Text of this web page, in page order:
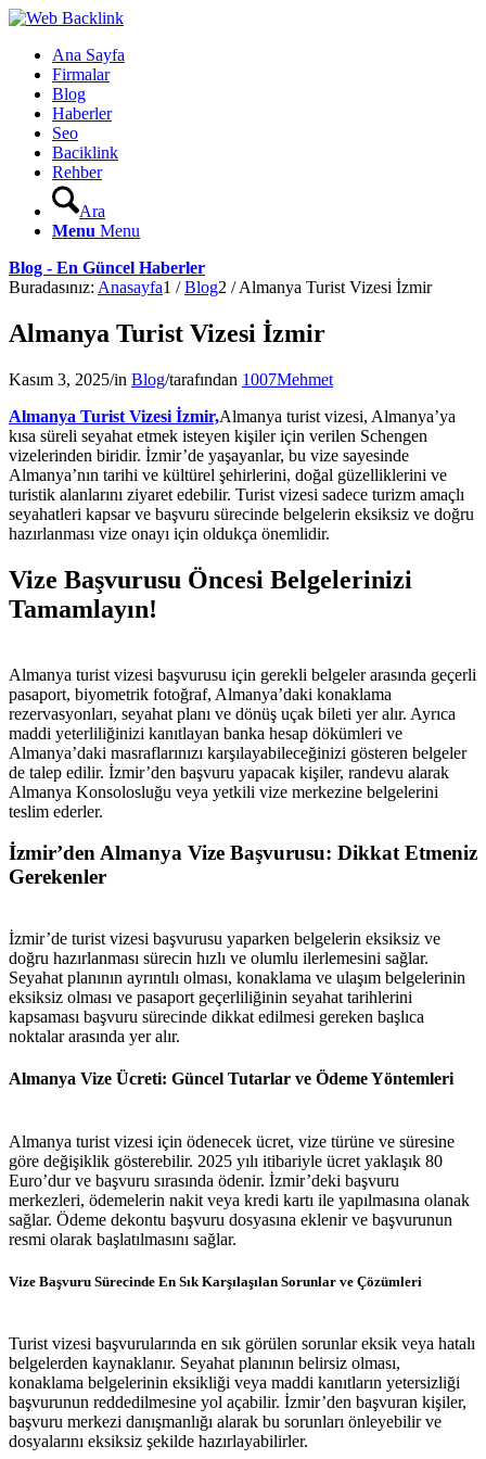
Ana Sayfa
Firmalar
Blog
Haberler
Seo
Baciklink
Rehber
Ara
Menu Menu
Blog - En Güncel Haberler
Buradasınız: Anasayfa1 / Blog2 / Almanya Turist Vizesi İzmir
Almanya Turist Vizesi İzmir
Kasım 3, 2025/in Blog/tarafından 1007Mehmet
Almanya Turist Vizesi İzmir,Almanya turist vizesi, Almanya’ya
kısa süreli seyahat etmek isteyen kişiler için verilen Schengen
vizelerinden biridir. İzmir’de yaşayanlar, bu vize sayesinde
Almanya’nın tarihi ve kültürel şehirlerini, doğal güzelliklerini ve
turistik alanlarını ziyaret edebilir. Turist vizesi sadece turizm amaçlı
seyahatleri kapsar ve başvuru sürecinde belgelerin eksiksiz ve doğru
hazırlanması vize onayı için oldukça önemlidir.
Vize Başvurusu Öncesi Belgelerinizi
Tamamlayın!
Almanya turist vizesi başvurusu için gerekli belgeler arasında geçerli
pasaport, biyometrik fotoğraf, Almanya’daki konaklama
rezervasyonları, seyahat planı ve dönüş uçak bileti yer alır. Ayrıca
maddi yeterliliğinizi kanıtlayan banka hesap dökümleri ve
Almanya’daki masraflarınızı karşılayabileceğinizi gösteren belgeler
de talep edilir. İzmir’den başvuru yapacak kişiler, randevu alarak
Almanya Konsolosluğu veya yetkili vize merkezine belgelerini
teslim ederler.
İzmir’den Almanya Vize Başvurusu: Dikkat Etmeniz
Gerekenler
İzmir’de turist vizesi başvurusu yaparken belgelerin eksiksiz ve
doğru hazırlanması sürecin hızlı ve olumlu ilerlemesini sağlar.
Seyahat planının ayrıntılı olması, konaklama ve ulaşım belgelerinin
eksiksiz olması ve pasaport geçerliliğinin seyahat tarihlerini
kapsaması başvuru sürecinde dikkat edilmesi gereken başlıca
noktalar arasında yer alır.
Almanya Vize Ücreti: Güncel Tutarlar ve Ödeme Yöntemleri
Almanya turist vizesi için ödenecek ücret, vize türüne ve süresine
göre değişiklik gösterebilir. 2025 yılı itibariyle ücret yaklaşık 80
Euro’dur ve başvuru sırasında ödenir. İzmir’deki başvuru
merkezleri, ödemelerin nakit veya kredi kartı ile yapılmasına olanak
sağlar. Ödeme dekontu başvuru dosyasına eklenir ve başvurunun
resmi olarak başlatılmasını sağlar.
Vize Başvuru Sürecinde En Sık Karşılaşılan Sorunlar ve Çözümleri
Turist vizesi başvurularında en sık görülen sorunlar eksik veya hatalı
belgelerden kaynaklanır. Seyahat planının belirsiz olması,
konaklama belgelerinin eksikliği veya maddi kanıtların yetersizliği
başvurunun reddedilmesine yol açabilir. İzmir’den başvuran kişiler,
başvuru merkezi danışmanlığı alarak bu sorunları önleyebilir ve
dosyalarını eksiksiz şekilde hazırlayabilirler.